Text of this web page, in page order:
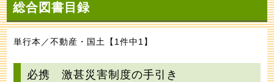
総合図書目録
単行本／不動産・国土【1件中1】
必携 激甚災害制度の手引き